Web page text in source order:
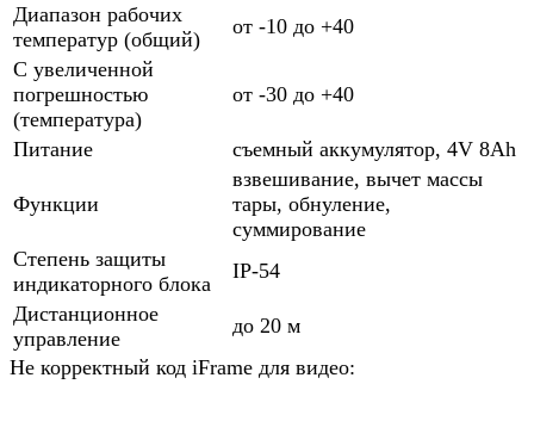
Диапазон рабочих
температур (общий)
от -10 до +40
C увеличенной
погрешностью
(температура)
от -30 до +40
Питание съемный аккумулятор, 4V 8Ah
Функции
взвешивание, вычет массы
тары, обнуление,
суммирование
Степень защиты
индикаторного блока
IP-54
Дистанционное
управление
до 20 м
Не корректный код iFrame для видео: